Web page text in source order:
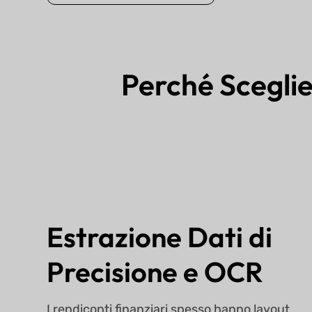
Perché
Estrazione Dati di
Precisione e OCR